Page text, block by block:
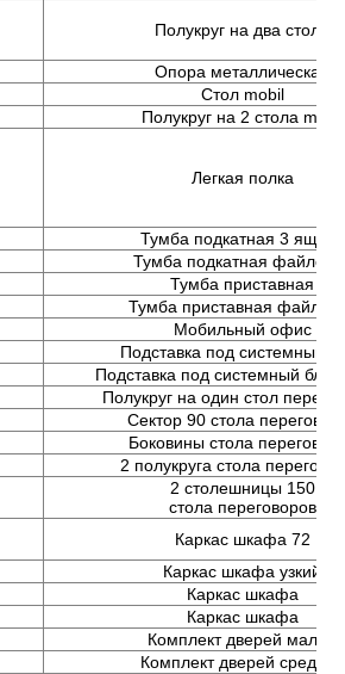
Полукруг на два стола
Опора металлическая
Стол mobil
Полукруг на 2 стола mobil
Легкая полка
Тумба подкатная 3 ящика
Тумба подкатная
Тумба приставная
Тумба приставная
Мобильный офис
Подставка под системный
Подставка под системный блок
Полукруг на один стол
Сектор 90 стола
Боковины стола
2 полукруга стола
2 столешницы 150
стола переговоров
Каркас шкафа 72
Каркас шкафа узкий
Каркас шкафа
Каркас шкафа
Комплект дверей малых
Комплект дверей средних